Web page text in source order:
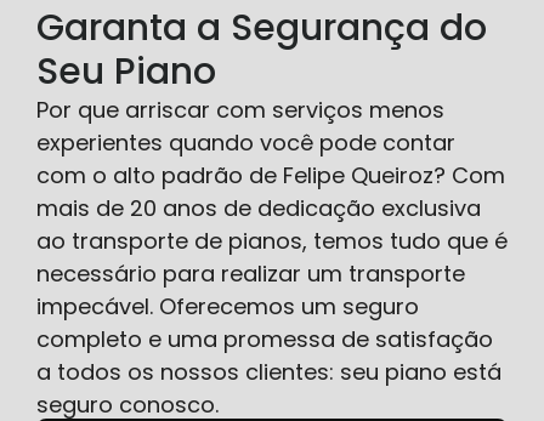
Garanta a Segurança do
Seu Piano
Por que arriscar com serviços menos
experientes quando você pode contar
com o alto padrão de Felipe Queiroz? Com
mais de 20 anos de dedicação exclusiva
ao transporte de pianos, temos tudo que é
necessário para realizar um transporte
impecável. Oferecemos um seguro
completo e uma promessa de satisfação
a todos os nossos clientes: seu piano está
seguro conosco.